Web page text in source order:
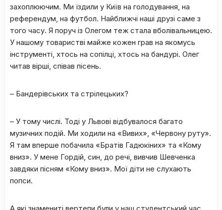
захоплюючим. Ми їздили у Київ на голодування, на
референдум, на футбол. Найближчі наші друзі саме з
того часу. Я поруч із Олегом теж стала вболівальницею.
У нашому товаристві майже кожен грав на якомусь
інструменті, хтось на сопілці, хтось на бандурі. Олег
читав вірші, співав пісень.
– Бандерівських та стрілецьких?
– У тому числі. Тоді у Львові відбувалося багато
музичних подій. Ми ходили на «Вивих», «Червону руту».
Я там вперше побачила «Братів Гадюкіних» та «Кому
вниз». У мене Гордій, син, до речі, вивчив Шевченка
завдяки пісням «Кому вниз». Мої діти не слухають
попси.